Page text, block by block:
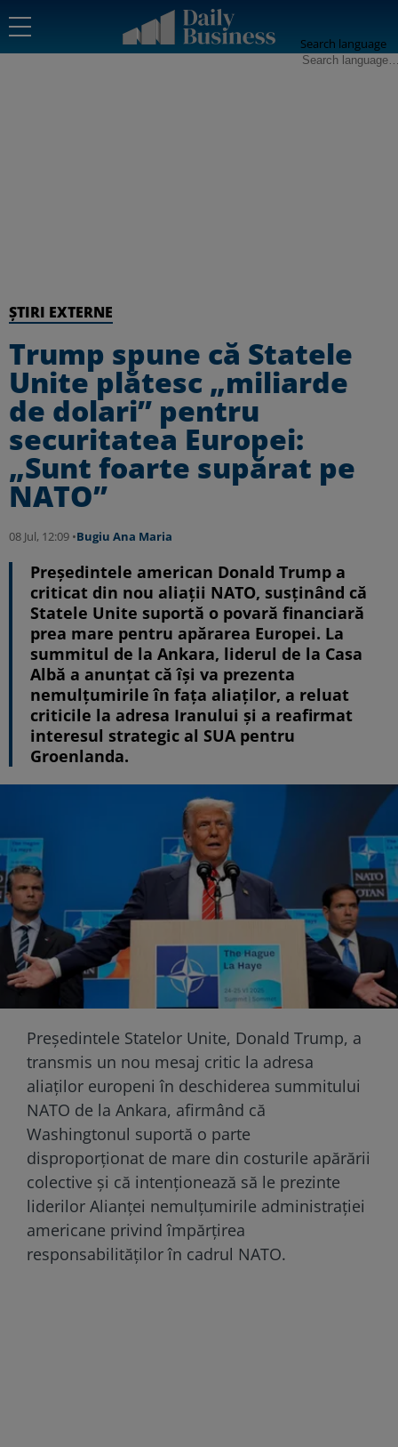
Search language
ȘTIRI EXTERNE
Trump spune că Statele
Unite plătesc „miliarde
de dolari” pentru
securitatea Europei:
„Sunt foarte supărat pe
NATO”
08 Jul, 12:09 •Bugiu ⁠Ana Maria
Președintele american Donald Trump a
criticat din nou aliații NATO, susținând că
Statele Unite suportă o povară financiară
prea mare pentru apărarea Europei. La
summitul de la Ankara, liderul de la Casa
Albă a anunțat că își va prezenta
nemulțumirile în fața aliaților, a reluat
criticile la adresa Iranului și a reafirmat
interesul strategic al SUA pentru
Groenlanda.
Președintele Statelor Unite, Donald Trump, a
transmis un nou mesaj critic la adresa
aliaților europeni în deschiderea summitului
NATO de la Ankara, afirmând că
Washingtonul suportă o parte
disproporționat de mare din costurile apărării
colective și că intenționează să le prezinte
liderilor Alianței nemulțumirile administrației
americane privind împărțirea
responsabilităților în cadrul NATO.